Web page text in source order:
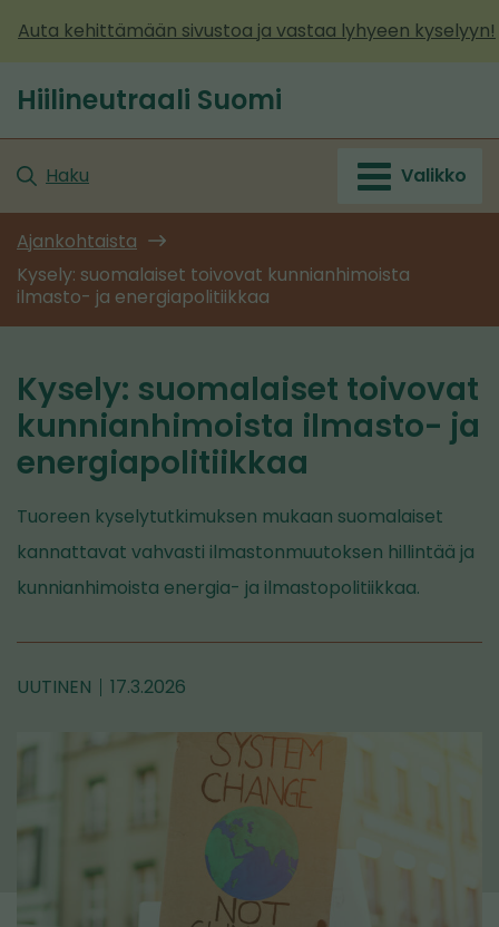
sisältöön
Auta kehittämään sivustoa ja vastaa lyhyeen kyselyyn!
Etusivu
Hiilineutraali Suomi
Haku Valikko
Ajankohtaista
Kysely: suomalaiset toivovat kunnianhimoista
ilmasto- ja energiapolitiikkaa
Kysely: suomalaiset toivovat
kunnianhimoista ilmasto- ja
energiapolitiikkaa
Tuoreen kyselytutkimuksen mukaan suomalaiset
kannattavat vahvasti ilmastonmuutoksen hillintää ja
kunnianhimoista energia- ja ilmastopolitiikkaa.
UUTINEN 17.3.2026